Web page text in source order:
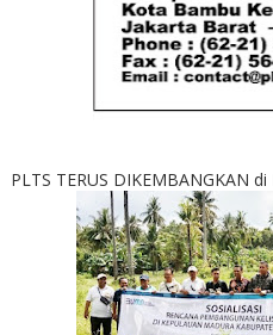
PLTS TERUS DIKEMBANGKAN